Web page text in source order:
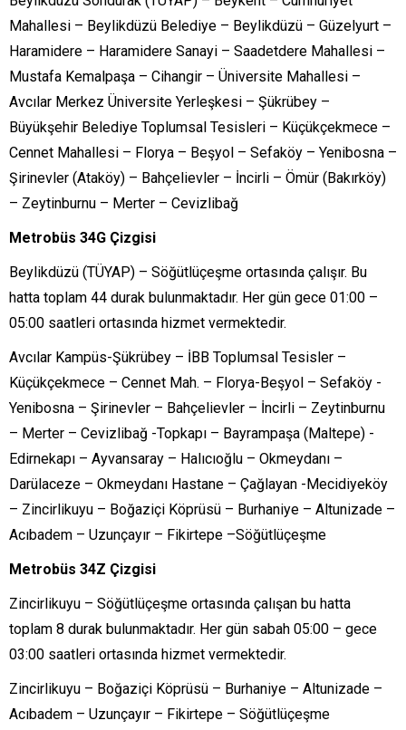
Mahallesi – Beylikdüzü Belediye – Beylikdüzü – Güzelyurt –
Haramidere – Haramidere Sanayi – Saadetdere Mahallesi –
Mustafa Kemalpaşa – Cihangir – Üniversite Mahallesi –
Avcılar Merkez Üniversite Yerleşkesi – Şükrübey –
Büyükşehir Belediye Toplumsal Tesisleri – Küçükçekmece –
Cennet Mahallesi – Florya – Beşyol – Sefaköy – Yenibosna –
Şirinevler (Ataköy) – Bahçelievler – İncirli – Ömür (Bakırköy)
– Zeytinburnu – Merter – Cevizlibağ
Metrobüs 34G Çizgisi
Beylikdüzü (TÜYAP) – Söğütlüçeşme ortasında çalışır. Bu
hatta toplam 44 durak bulunmaktadır. Her gün gece 01:00 –
05:00 saatleri ortasında hizmet vermektedir.
Avcılar Kampüs-Şükrübey – İBB Toplumsal Tesisler –
Küçükçekmece – Cennet Mah. – Florya-Beşyol – Sefaköy -
Yenibosna – Şirinevler – Bahçelievler – İncirli – Zeytinburnu
– Merter – Cevizlibağ -Topkapı – Bayrampaşa (Maltepe) -
Edirnekapı – Ayvansaray – Halıcıoğlu – Okmeydanı –
Darülaceze – Okmeydanı Hastane – Çağlayan -Mecidiyeköy
– Zincirlikuyu – Boğaziçi Köprüsü – Burhaniye – Altunizade –
Acıbadem – Uzunçayır – Fikirtepe –Söğütlüçeşme
Metrobüs 34Z Çizgisi
Zincirlikuyu – Söğütlüçeşme ortasında çalışan bu hatta
toplam 8 durak bulunmaktadır. Her gün sabah 05:00 – gece
03:00 saatleri ortasında hizmet vermektedir.
Zincirlikuyu – Boğaziçi Köprüsü – Burhaniye – Altunizade –
Acıbadem – Uzunçayır – Fikirtepe – Söğütlüçeşme